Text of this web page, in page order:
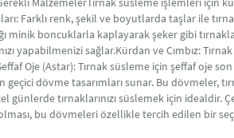
Farklı renk, şekil ve boyutlarda taşlar ile
minik boncuklarla kaplayarak şeker gibi
yapabilmenizi sağlar.Kürdan ve Cımbız:
Oje (Astar): Tırnak süsleme için şeffaf oje
dövme tasarımları sunar. Bu dövmeler,
tırnaklarınızı süslemek için idealdir.
bu dövmeleri özellikle tercih edilen bir